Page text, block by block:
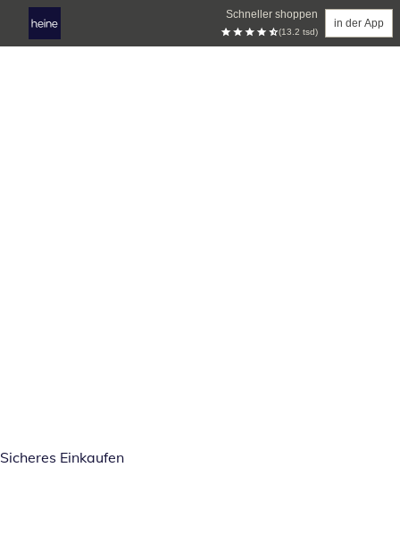
Schneller shoppen
(13.2 tsd)
in der App
Sicheres Einkaufen